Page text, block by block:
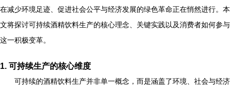
在减少环境足迹、促进社会公平与经济发展的绿色革命正在悄然进行。本
文将探讨可持续酒精饮料生产的核心理念、关键实践以及消费者如何参与
这一积极变革。
1. 可持续生产的核心维度
可持续的酒精饮料生产并非单一概念，而是涵盖了环境、社会与经济